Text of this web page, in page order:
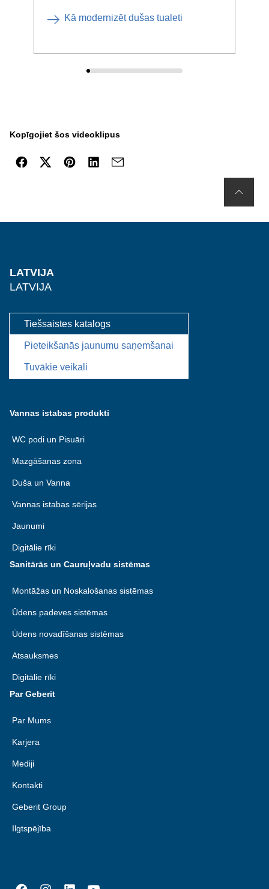
Kā modernizēt dušas tualeti
Kopīgojiet šos videoklipus
LATVIJA
LATVIJA
Tiešsaistes katalogs
Pieteikšanās jaunumu saņemšanai
Tuvākie veikali
Vannas istabas produkti
WC podi un Pisuāri
Mazgāšanas zona
Duša un Vanna
Vannas istabas sērijas
Jaunumi
Digitālie rīki
Sanitārās un Cauruļvadu sistēmas
Montāžas un Noskalošanas sistēmas
Ūdens padeves sistēmas
Ūdens novadīšanas sistēmas
Atsauksmes
Digitālie rīki
Par Geberit
Par Mums
Karjera
Mediji
Kontakti
Geberit Group
Ilgtspējība